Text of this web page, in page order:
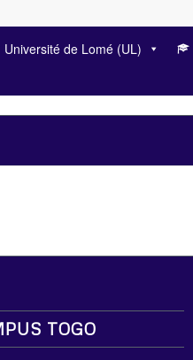
Université de Lomé (UL)
TOGO